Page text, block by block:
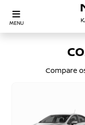
MENU
Compare